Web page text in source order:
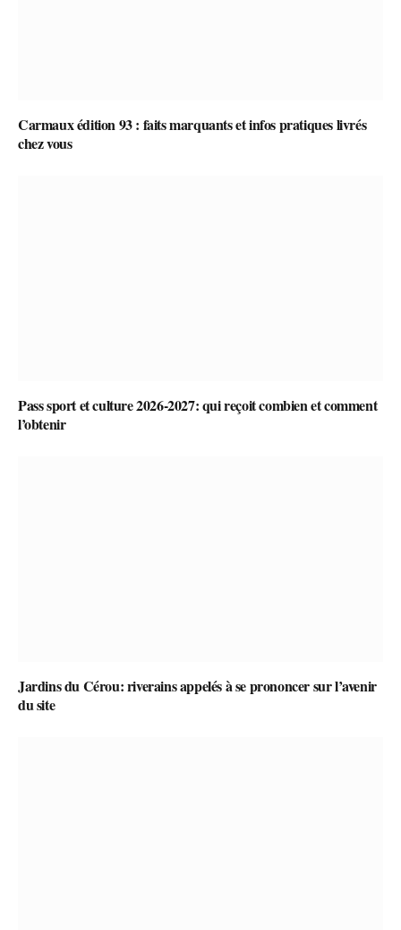
Carmaux édition 93 : faits marquants et infos pratiques livrés
chez vous
Pass sport et culture 2026-2027: qui reçoit combien et comment
l’obtenir
Jardins du Cérou: riverains appelés à se prononcer sur l’avenir
du site